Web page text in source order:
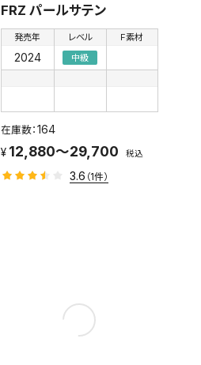
FRZ パールサテン
発売年
2024
レベル
中級
F素材
164
12,880～29,700 税込
3.6 （1件）